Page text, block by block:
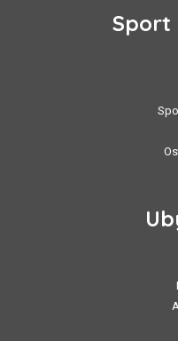
Sport